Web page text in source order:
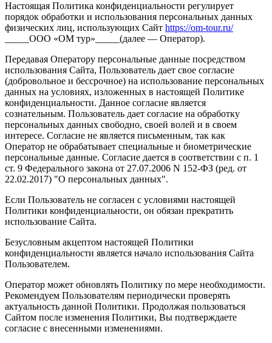
Настоящая Политика конфиденциальности регулирует
порядок обработки и использования персональных данных
физических лиц, использующих Сайт https://om-tour.ru/
_____ООО «ОМ тур»_____(далее — Оператор).
Передавая Оператору персональные данные посредством
использования Сайта, Пользователь дает свое согласие
(добровольное и бессрочное) на использование персональных
данных на условиях, изложенных в настоящей Политике
конфиденциальности. Данное согласие является
сознательным. Пользователь дает согласие на обработку
персональных данных свободно, своей волей и в своем
интересе. Согласие не является письменным, так как
Оператор не обрабатывает специальные и биометрические
персональные данные. Согласие дается в соответствии с п. 1
ст. 9 Федерального закона от 27.07.2006 N 152-ФЗ (ред. от
22.02.2017) "О персональных данных".
Если Пользователь не согласен с условиями настоящей
Политики конфиденциальности, он обязан прекратить
использование Сайта.
Безусловным акцептом настоящей Политики
конфиденциальности является начало использования Сайта
Пользователем.
Оператор может обновлять Политику по мере необходимости.
Рекомендуем Пользователям периодически проверять
актуальность данной Политики. Продолжая пользоваться
Сайтом после изменения Политики, Вы подтверждаете
согласие с внесенными изменениями.